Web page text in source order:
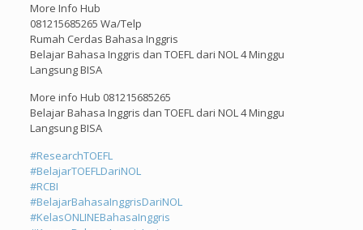
More Info Hub
081215685265 Wa/Telp
Rumah Cerdas Bahasa Inggris
Belajar Bahasa Inggris dan TOEFL dari NOL 4 Minggu
Langsung BISA
More info Hub 081215685265
Belajar Bahasa Inggris dan TOEFL dari NOL 4 Minggu
Langsung BISA
#ResearchTOEFL
#BelajarTOEFLDariNOL
#RCBI
#BelajarBahasaInggrisDariNOL
#KelasONLINEBahasaInggris